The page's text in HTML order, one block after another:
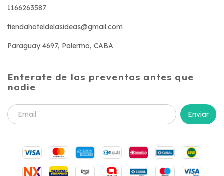
1166263587
tiendahoteldelasideas@gmail.com
Paraguay 4697, Palermo, CABA
Enterate de las preventas antes que
nadie